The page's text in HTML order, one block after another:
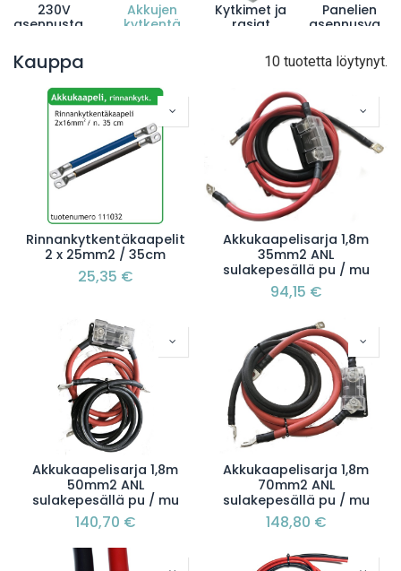
230V
Akkujen
kytkentä
Kytkimet ja
rasiat
Panelien
Kauppa 10 tuotetta löytynyt.
Rinnankytkentäkaapelit
2 x 25mm2 / 35cm
25,35 €
Akkukaapelisarja 1,8m
35mm2 ANL
sulakepesällä pu / mu
94,15 €
Akkukaapelisarja 1,8m
50mm2 ANL
sulakepesällä pu / mu
140,70 €
Akkukaapelisarja 1,8m
70mm2 ANL
sulakepesällä pu / mu
148,80 €